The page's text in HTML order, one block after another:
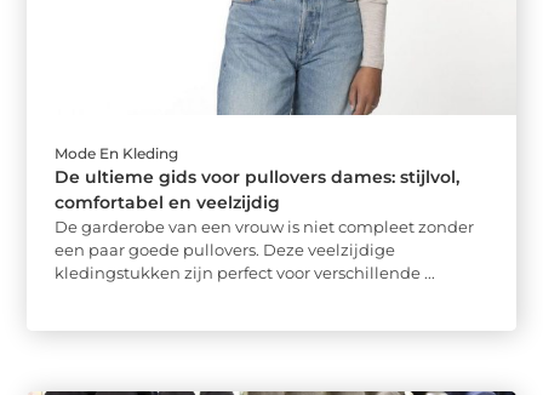
Mode En Kleding
De ultieme gids voor pullovers dames: stijlvol,
comfortabel en veelzijdig
De garderobe van een vrouw is niet compleet zonder
een paar goede pullovers. Deze veelzijdige
kledingstukken zijn perfect voor verschillende ...